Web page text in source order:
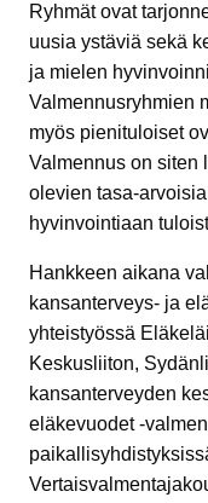
Ryhmät ovat
uusia ystäviä sekä
ja mielen
Valmennusryhmien
myös pienituloiset
Valmennus on siten
olevien tasa-
hyvinvointiaan
Hankkeen aikana
kansanterveys- ja
yhteistyössä
Keskusliiton,
kansanterveyden
eläkevuodet -